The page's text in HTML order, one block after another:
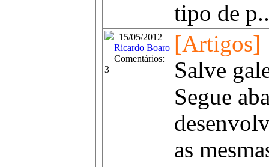
tipo de
15/05/2012
Ricardo Boaro
Comentários:
3
[Artigos]
Salve
Segue
as